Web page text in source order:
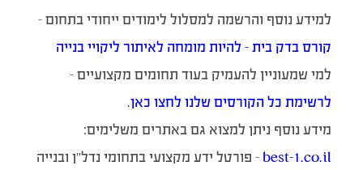
למידע נוסף והרשמה למסלול לימודים ייחודי בתחום –
קורס בדק בית – להיות מומחה לאיתור ליקויי בנייה
למי שמעוניין להעמיק בעוד תחומים מקצועיים –
לרשימת כל הקורסים שלנו לחצו כאן.
מידע נוסף ניתן למצוא גם באתרים משלימים:
best-1.co.il– פורטל ידע מקצועי בתחומי נדל״ן ובנייה